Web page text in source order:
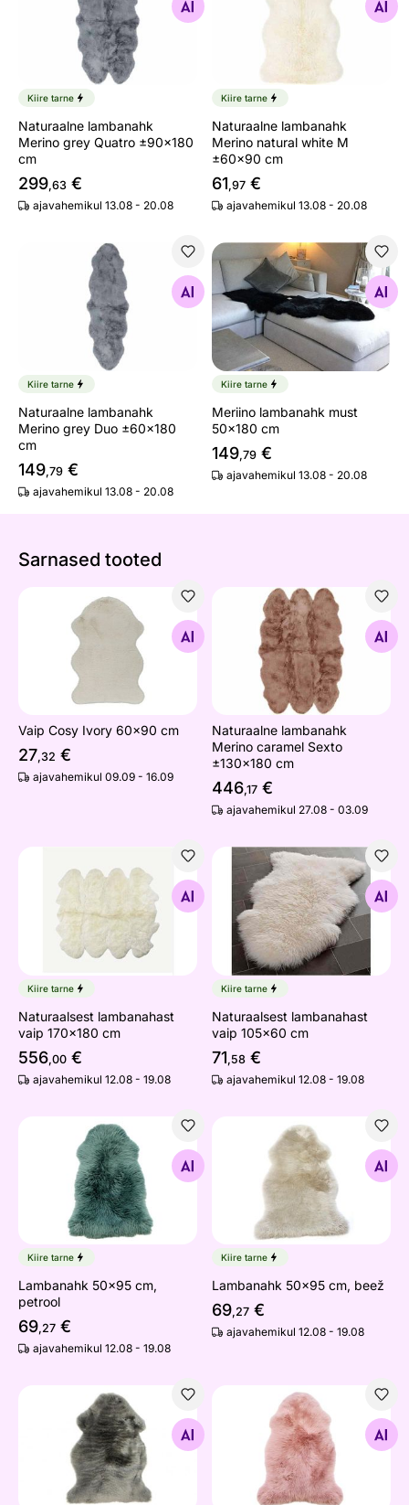
Otsi sarnaseid
Kiire tarne
Naturaalne lambanahk
Merino grey Quatro ±90x180
cm
299,63 €
ajavahemikul 13.08 - 20.08
Kiire tarne
Naturaalne lambanahk
Merino natural white M
±60x90 cm
61,97 €
ajavahemikul 13.08 - 20.08
Naturaalne lambanahk Merino grey Duo ±60x180 cm
Otsi sarnaseid
Kiire tarne
Naturaalne lambanahk
Merino grey Duo ±60x180
cm
149,79 €
ajavahemikul 13.08 - 20.08
Meriino lambanahk must
Otsi sarnaseid
Kiire tarne
Meriino lambanahk must
50x180 cm
149,79 €
ajavahemikul 13.08 - 20.08
Sarnased tooted
Vaip Cosy Ivory 60x90 cm
Otsi sarnaseid
Vaip Cosy Ivory 60x90 cm
27,32 €
ajavahemikul 09.09 - 16.09
Naturaalne lambanahk
Otsi sarnaseid
Naturaalne lambanahk
Merino caramel Sexto
±130x180 cm
446,17 €
ajavahemikul 27.08 - 03.09
Naturaalsest lambanahast vaip 170x180 cm
Otsi sarnaseid
Kiire tarne
Naturaalsest lambanahast
vaip 170x180 cm
556,00 €
ajavahemikul 12.08 - 19.08
Naturaalsest lambanahast
Otsi sarnaseid
Kiire tarne
Naturaalsest lambanahast
vaip 105x60 cm
71,58 €
ajavahemikul 12.08 - 19.08
Lambanahk 50x95 cm, petrool
Otsi sarnaseid
Kiire tarne
Lambanahk 50x95 cm,
petrool
69,27 €
ajavahemikul 12.08 - 19.08
Lambanahk 50x95 cm, beež
Otsi sarnaseid
Kiire tarne
Lambanahk 50x95 cm, beež
69,27 €
ajavahemikul 12.08 - 19.08
Lambanahk 50x95 cm, tumehall
Otsi sarnaseid
Lambanahk 50x95 cm,
Otsi sarnaseid